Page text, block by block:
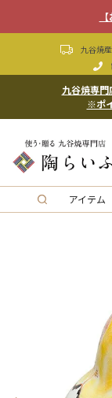
九谷焼
九谷焼専
※ポ
アイテム